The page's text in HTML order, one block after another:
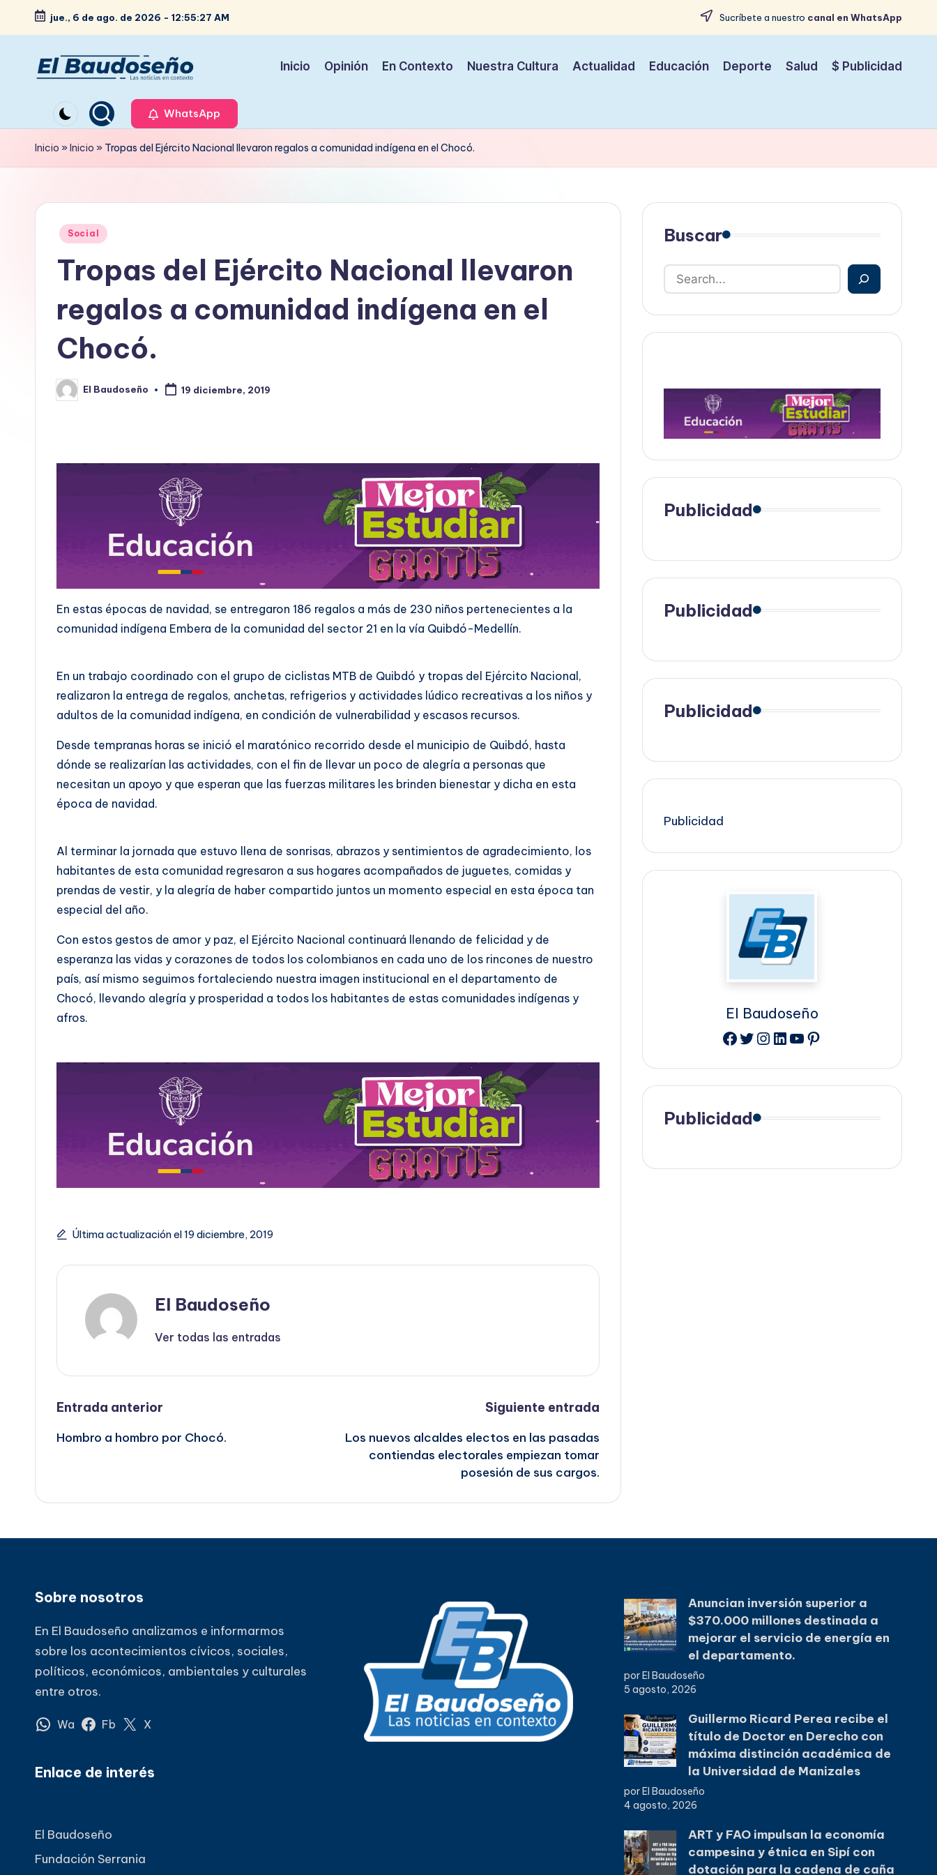
Saltar
contenido
jue., 6 de ago. de 2026 - 12:55:27 AM Sucríbete a nuestro canal en WhatsApp
e
ri
d
noticias
en
contexto
Inicio Opinión En Contexto Nuestra Cultura Actualidad Educación Deporte Salud $ Publicidad
WhatsApp
Inicio »Inicio » Tropas del Ejército Nacional llevaron regalos a comunidad indígena en el Chocó.
Publicado
Social
Tropas del Ejército Nacional llevaron
regalos a comunidad indígena en el
Chocó.
Publicado
por
El Baudoseño 19 diciembre, 2019
En estas épocas de navidad, se entregaron 186 regalos a más de 230 niños pertenecientes a la
comunidad indígena Embera de la comunidad del sector 21 en la vía Quibdó-Medellín.
En un trabajo coordinado con el grupo de ciclistas MTB de Quibdó y tropas del Ejército Nacional,
realizaron la entrega de regalos, anchetas, refrigerios y actividades lúdico recreativas a los niños y
adultos de la comunidad indígena, en condición de vulnerabilidad y escasos recursos.
Desde tempranas horas se inició el maratónico recorrido desde el municipio de Quibdó, hasta
dónde se realizarían las actividades, con el fin de llevar un poco de alegría a personas que
necesitan un apoyo y que esperan que las fuerzas militares les brinden bienestar y dicha en esta
época de navidad.
Al terminar la jornada que estuvo llena de sonrisas, abrazos y sentimientos de agradecimiento, los
habitantes de esta comunidad regresaron a sus hogares acompañados de juguetes, comidas y
prendas de vestir, y la alegría de haber compartido juntos un momento especial en esta época tan
especial del año.
Con estos gestos de amor y paz, el Ejército Nacional continuará llenando de felicidad y de
esperanza las vidas y corazones de todos los colombianos en cada uno de los rincones de nuestro
país, así mismo seguimos fortaleciendo nuestra imagen institucional en el departamento de
Chocó, llevando alegría y prosperidad a todos los habitantes de estas comunidades indígenas y
afros.
Última actualización el 19 diciembre, 2019
El Baudoseño
Ver todas las entradas
Navegación
de
Entrada anterior
Hombro a hombro por Chocó.
Siguiente entrada
Los nuevos alcaldes electos en las pasadas
contiendas electorales empiezan tomar
posesión de sus cargos.
Buscar
Publicidad
Publicidad
Publicidad
Publicidad
El Baudoseño
Facebook
Twitter
Instagram
LinkedIn
YouTube
Pinterest
Publicidad
Sobre nosotros
En El Baudoseño analizamos e informarmos
sobre los acontecimientos cívicos, sociales,
políticos, económicos, ambientales y culturales
entre otros.
Wa Fb X
Enlace de interés
El Baudoseño
Fundación Serrania
Anuncian inversión superior a
$370.000 millones destinada a
mejorar el servicio de energía en
el departamento.
por El Baudoseño
5 agosto, 2026
Guillermo Ricard Perea recibe el
título de Doctor en Derecho con
máxima distinción académica de
la Universidad de Manizales
por El Baudoseño
4 agosto, 2026
ART y FAO impulsan la economía
campesina y étnica en Sipí con
dotación para la cadena de caña